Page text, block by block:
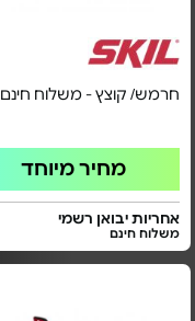
חרמש/ קוצץ - משלוח חינם
מחיר מיוחד
אחריות יבואן רשמי
משלוח חינם